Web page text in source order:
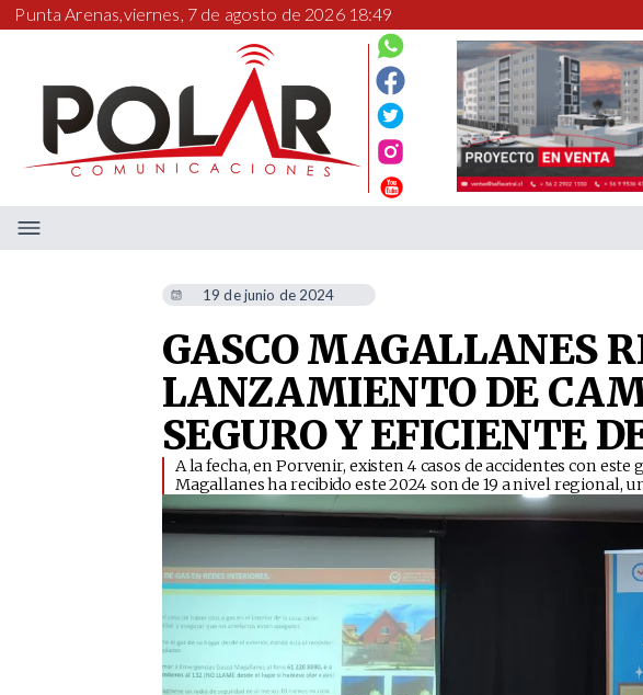
Punta Arenas,viernes, 7 de agosto de 2026 18:49
19 de junio de 2024
GASCO MAGALLANES
LANZAMIENTO DE
SEGURO Y EFICIENTE
​A la fecha, en Porvenir, existen 4 casos de accidentes con este
Magallanes ha recibido este 2024 son de 19 a nivel regional,